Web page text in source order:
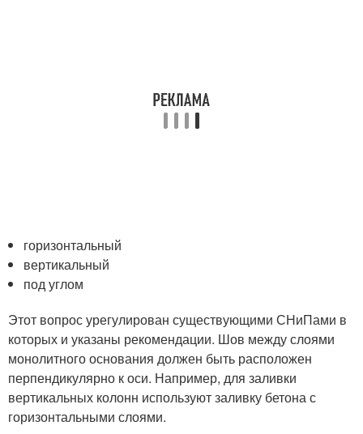
горизонтальный
вертикальный
под углом
Этот вопрос урегулирован существующими СНиПами в
которых и указаны рекомендации. Шов между слоями
монолитного основания должен быть расположен
перпендикулярно к оси. Например, для заливки
вертикальных колонн используют заливку бетона с
горизонтальными слоями.